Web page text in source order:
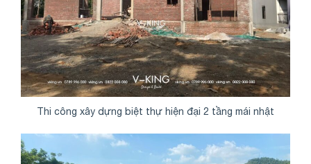
Thi công xây dựng biệt thự hiện đại 2 tầng mái nhật